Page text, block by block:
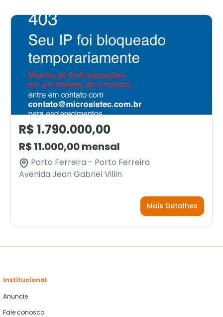
R$ 1.790.000,00
R$ 11.000,00 mensal
Porto Ferreira - Porto Ferreira
Avenida Jean Gabriel Villin
Mais Detalhes
Institucional
Anuncie
Fale conosco